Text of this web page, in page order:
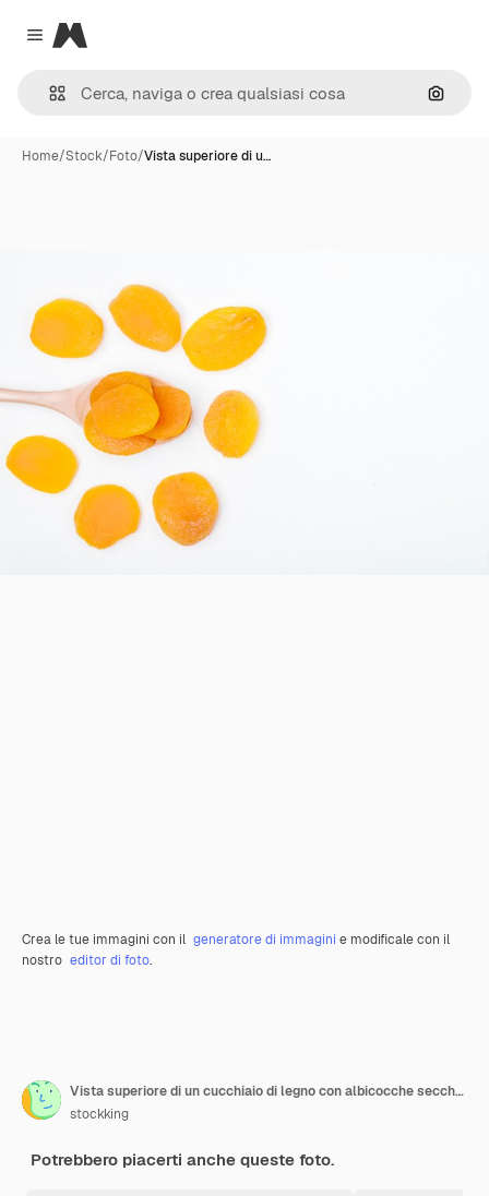
Close menu
Magnific
Cerca
Home/Stock/Foto/Vista superiore di u…
Crea le tue immagini con il generatore di immagini e modificale con il
nostro editor di foto.
Vista superiore di un cucchiaio di legno con albicocche secche su sfondo bianco con spazio di copia
stockking
Potrebbero piacerti anche queste foto.